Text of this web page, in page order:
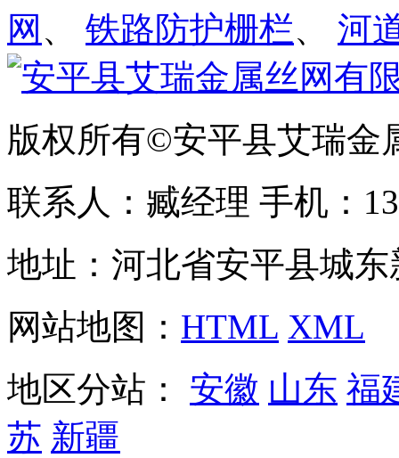
网 、 铁路防护栅栏、 河
版权所有©安平县艾瑞金
联系人：臧经理 手机：
地址：河北省安平县城
网站地图： HTML XML
地区分站： 安徽 山东 福
苏 新疆